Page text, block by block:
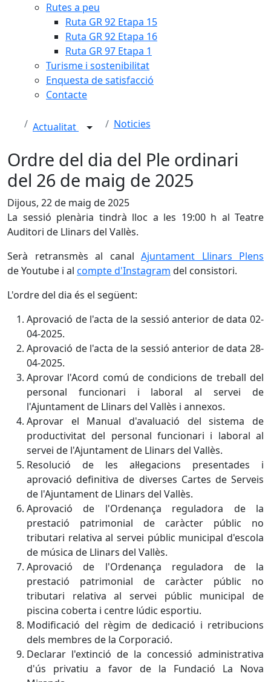
Rutes a peu
Ruta GR 92 Etapa 15
Ruta GR 92 Etapa 16
Ruta GR 97 Etapa 1
Turisme i sostenibilitat
Enquesta de satisfacció
Contacte
Actualitat Noticies
Ordre del dia del Ple ordinari
del 26 de maig de 2025
Dijous, 22 de maig de 2025
La sessió plenària tindrà lloc a les 19:00 h al Teatre
Auditori de Llinars del Vallès.
Serà retransmès al canal Ajuntament Llinars Plens
de Youtube i al compte d'Instagram del consistori.
L'ordre del dia és el següent:
Aprovació de l'acta de la sessió anterior de data 02-
04-2025.
Aprovació de l'acta de la sessió anterior de data 28-
04-2025.
Aprovar l'Acord comú de condicions de treball del
personal funcionari i laboral al servei de
l'Ajuntament de Llinars del Vallès i annexos.
Aprovar el Manual d'avaluació del sistema de
productivitat del personal funcionari i laboral al
servei de l'Ajuntament de Llinars del Vallès.
Resolució de les al·legacions presentades i
aprovació definitiva de diverses Cartes de Serveis
de l'Ajuntament de Llinars del Vallès.
Aprovació de l'Ordenança reguladora de la
prestació patrimonial de caràcter públic no
tributari relativa al servei públic municipal d'escola
de música de Llinars del Vallès.
Aprovació de l'Ordenança reguladora de la
prestació patrimonial de caràcter públic no
tributari relativa al servei públic municipal de
piscina coberta i centre lúdic esportiu.
Modificació del règim de dedicació i retribucions
dels membres de la Corporació.
Declarar l'extinció de la concessió administrativa
d'ús privatiu a favor de la Fundació La Nova